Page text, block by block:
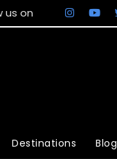
us on
Destinations Blog